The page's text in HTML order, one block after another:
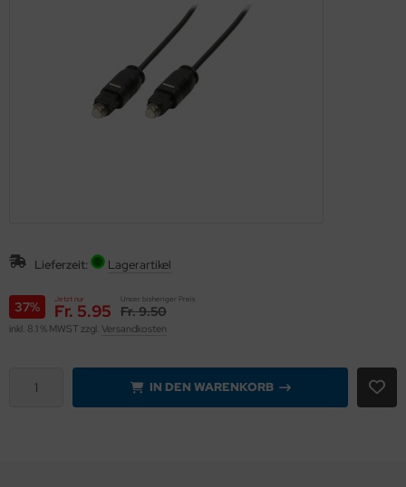
Lieferzeit: Lagerartikel
Jetzt nur
Fr. 5.95
Unser bisheriger Preis
Fr. 9.50
37%
inkl. 8.1 % MWST zzgl. Versandkosten
IN DEN WARENKORB